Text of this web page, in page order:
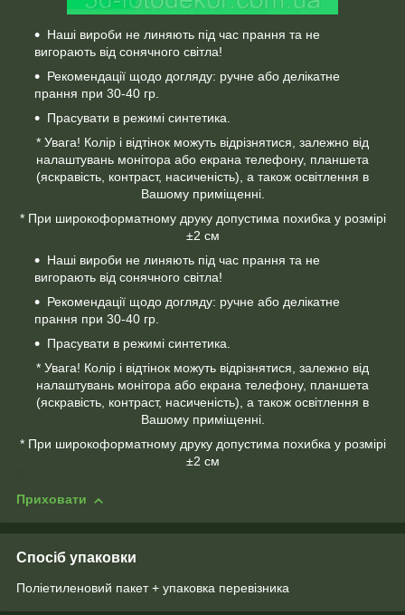
Наші вироби не линяють під час прання та не
вигорають від сонячного світла!
Рекомендації щодо догляду: ручне або делікатне
прання при 30-40 гр.
Прасувати в режимі синтетика.
* Увага! Колір і відтінок можуть відрізнятися, залежно від
налаштувань монітора або екрана телефону, планшета
(яскравість, контраст, насиченість), а також освітлення в
Вашому приміщенні.
* При широкоформатному друку допустима похибка у розмірі
±2 см
Наші вироби не линяють під час прання та не
вигорають від сонячного світла!
Рекомендації щодо догляду: ручне або делікатне
прання при 30-40 гр.
Прасувати в режимі синтетика.
* Увага! Колір і відтінок можуть відрізнятися, залежно від
налаштувань монітора або екрана телефону, планшета
(яскравість, контраст, насиченість), а також освітлення в
Вашому приміщенні.
* При широкоформатному друку допустима похибка у розмірі
±2 см
Приховати
Спосіб упаковки
Поліетиленовий пакет + упаковка перевізника